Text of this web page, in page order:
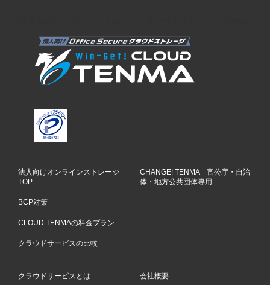
法人向けオンラインストレージ
TOP
BCP対策
CLOUD TENMAの料金プラン
クラウドサービスの比較
CHANGE! TENMA 官公庁・自治
体・地方公共団体専用
クラウドサービスとは 会社概要